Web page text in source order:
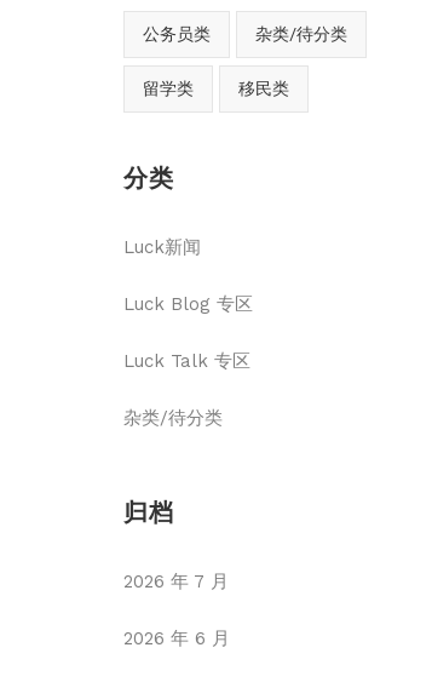
公务员类 杂类/待分类
留学类 移民类
分类
Luck新闻
Luck Blog 专区
Luck Talk 专区
杂类/待分类
归档
2026 年 7 月
2026 年 6 月